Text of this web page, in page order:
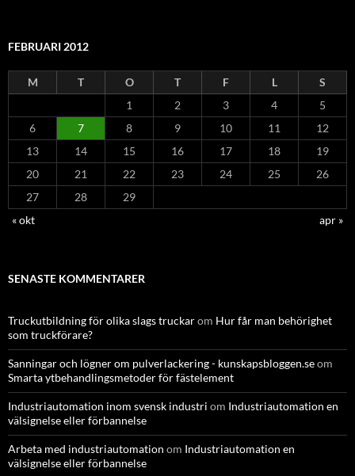
FEBRUARI 2012
M T O T F L
S
1
2 3 4
5
6
7 8 9 10 11
12
13
14 15 16 17 18
19
20
21 22 23 24 25
26
27
28
29
« okt
apr »
SENASTE KOMMENTARER
Truckutbildning för olika slags truckarom Hur får man behörighet
som truckförare?
Sanningar och lögner om pulverlackering - kunskapsbloggen.seom
Smarta ytbehandlingsmetoder för fästelement
Industriautomation inom svensk industri om Industriautomation en
välsignelse eller förbannelse
Arbeta med industriautomation om Industriautomation en
välsignelse eller förbannelse